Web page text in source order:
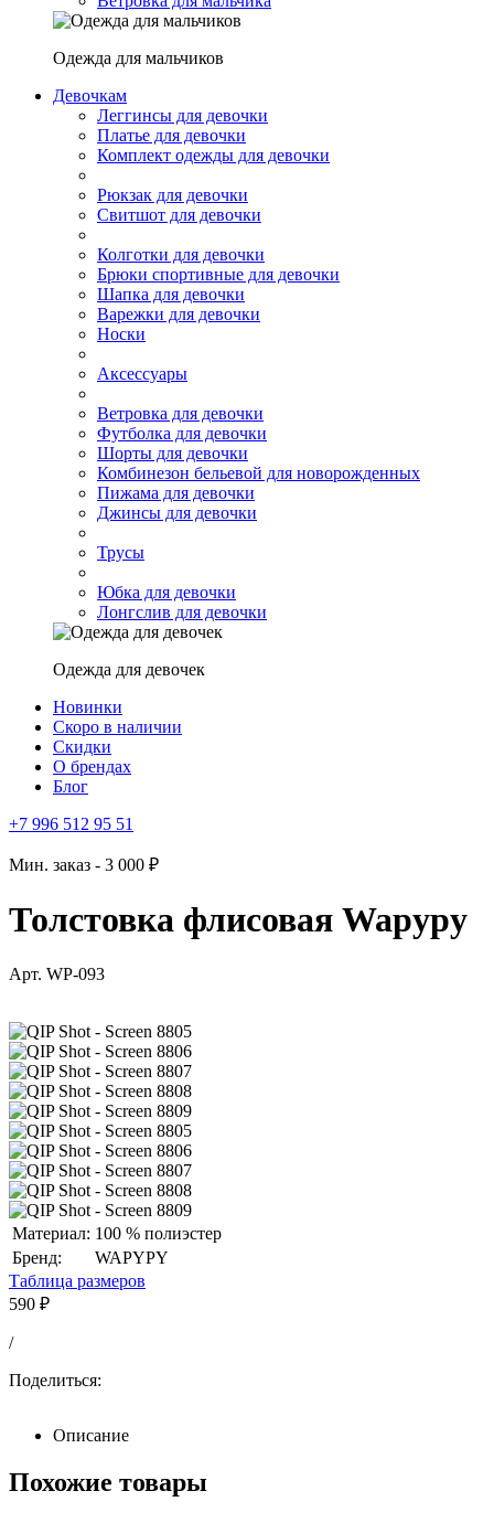
Одежда для мальчиков
Девочкам
Леггинсы для девочки
Платье для девочки
Комплект одежды для девочки
Рюкзак для девочки
Свитшот для девочки
Колготки для девочки
Брюки спортивные для девочки
Шапка для девочки
Варежки для девочки
Носки
Аксессуары
Ветровка для девочки
Футболка для девочки
Шорты для девочки
Комбинезон бельевой для новорожденных
Пижама для девочки
Джинсы для девочки
Трусы
Юбка для девочки
Лонгслив для девочки
Одежда для девочек
Новинки
Скоро в наличии
Скидки
О брендах
Блог
+7 996 512 95 51
Мин. заказ - 3 000 ₽
Толстовка флисовая Wapypy
Арт. WP-093
Материал: 100 % полиэстер
Бренд:
WAPYPY
Таблица размеров
590 ₽
/
Поделиться:
Описание
Похожие товары